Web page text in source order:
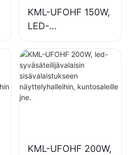
KML-UFOHF 150W,
LED-
syväsäteilijöiden
valaisintoimittaja
sisävalaistukseen
teollisuuslaitoksissa
, kuntosaleilla jne.
KML-UFOHF 200W,